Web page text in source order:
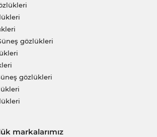
gözlükleri
gözlükleri
markalarımız